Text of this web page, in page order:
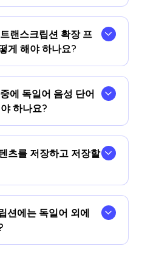
랜스크립션 확장 프
게 해야 하나요?
설정하면 Google Meet에
스트로 변환할 수 있습
에 독일어 음성 단어
하나요?
하고 마우스 오른쪽 버튼
색 대상 (Search for
를 찾을 수 있습니다.
츠를 저장하고 저장할
문서의 사본을 보고, 복
니다.
션에는 독일어 외에